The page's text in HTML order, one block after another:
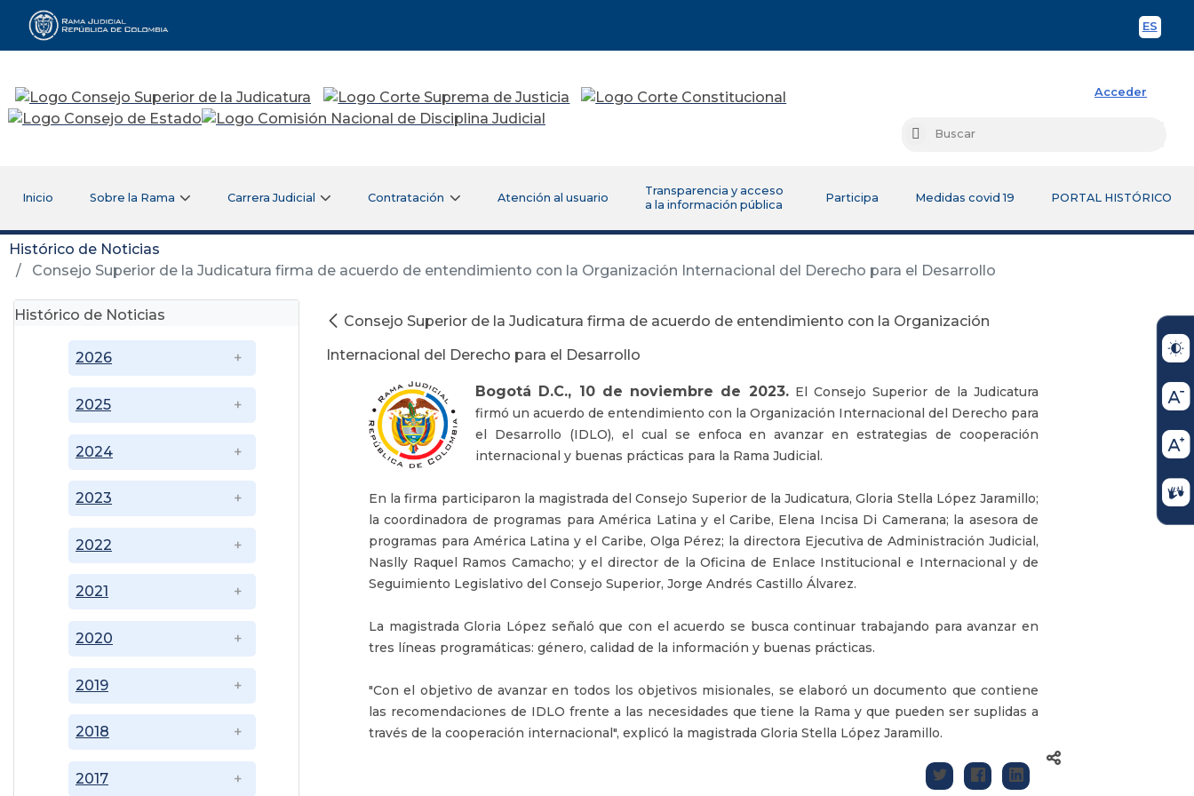
ES
Rama Judicial
Acceder
Buscar
Inicio Sobre la Rama Carrera Judicial Contratación Atención al usuario
Transparencia y acceso
a la información pública
Participa Medidas covid 19 PORTAL HISTÓRICO
Histórico de Noticias
Consejo Superior de la Judicatura firma de acuerdo de entendimiento con la Organización Internacional del Derecho para el Desarrollo
Histórico de Noticias
2017
2018
2019
2020
2021
2022
2023
2024
2025
2026
Consejo Superior de la Judicatura firma de acuerdo de entendimiento con la Organización
Internacional del Derecho para el Desarrollo
Bogotá D.C., 10 de noviembre de 2023.El Consejo Superior de la Judicatura
firmó un acuerdo de entendimiento con la Organización Internacional del Derecho para
el Desarrollo (IDLO), el cual se enfoca en avanzar en estrategias de cooperación
internacional y buenas prácticas para la Rama Judicial.
En la firma participaron la magistrada del Consejo Superior de la Judicatura, Gloria Stella López Jaramillo;
la coordinadora de programas para América Latina y el Caribe, Elena Incisa Di Camerana; la asesora de
programas para América Latina y el Caribe, Olga Pérez; la directora Ejecutiva de Administración Judicial,
Naslly Raquel Ramos Camacho; y el director de la Oficina de Enlace Institucional e Internacional y de
Seguimiento Legislativo del Consejo Superior, Jorge Andrés Castillo Álvarez.
La magistrada Gloria López señaló que con el acuerdo se busca continuar trabajando para avanzar en
tres líneas programáticas: género, calidad de la información y buenas prácticas.
"Con el objetivo de avanzar en todos los objetivos misionales, se elaboró un documento que contiene
las recomendaciones de IDLO frente a las necesidades que tiene la Rama y que pueden ser suplidas a
través de la cooperación internacional", explicó la magistrada Gloria Stella López Jaramillo.